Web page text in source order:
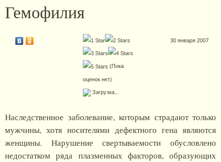
Гемофилия
(Пока
оценок нет)
Загрузка...
30 января 2007
Наследственное заболевание, которым страдают только
мужчины, хотя носителями дефектного гена являются
женщины. Нарушение свертываемости обусловлено
недостатком ряда плазменных факторов, образующих